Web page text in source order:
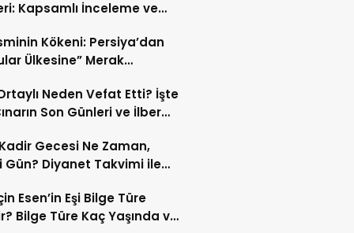
Kapsamlı İnceleme ve
Kökeni: Persiya’dan
Ülkesine” Merak
Neden Vefat Etti? İşte
Son Günleri ve İlber
Gecesi Ne Zaman,
Gün? Diyanet Takvimi ile
Esen’in Eşi Bilge Türe
Bilge Türe Kaç Yaşında ve